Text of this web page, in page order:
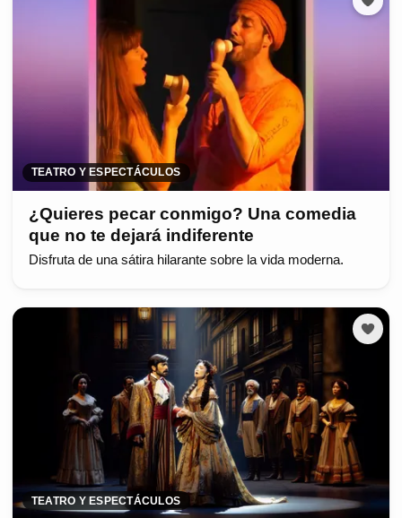
TEATRO Y ESPECTÁCULOS
¿Quieres pecar conmigo? Una comedia
que no te dejará indiferente
Disfruta de una sátira hilarante sobre la vida moderna.
TEATRO Y ESPECTÁCULOS